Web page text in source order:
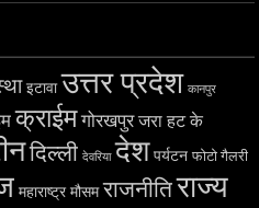
इटावा उत्तर प्रदेश कानपुर
क्राईम गोरखपुर जरा हट के
दिल्ली देवरिया देश पर्यटन फोटो गैलरी
महाराष्ट्र मौसम राजनीतिराज्य